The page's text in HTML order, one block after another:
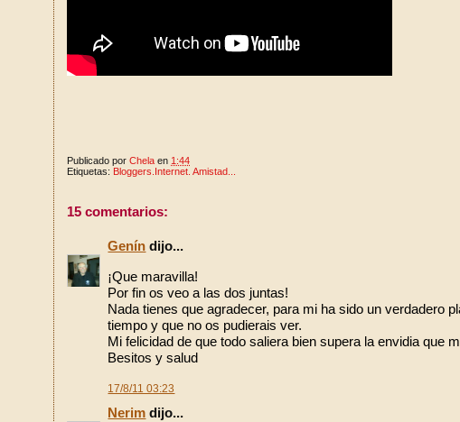
Publicado porChela en 1:44
Etiquetas: Bloggers.Internet. Amistad...
15 comentarios:
Genín dijo...
¡Que maravilla!
Por fin os veo a las dos juntas!
Nada tienes que agradecer, para mi ha sido un verdadero
tiempo y que no os pudierais ver.
Mi felicidad de que todo saliera bien supera la envidia que
Besitos y salud
17/8/11 03:23
Nerim dijo...